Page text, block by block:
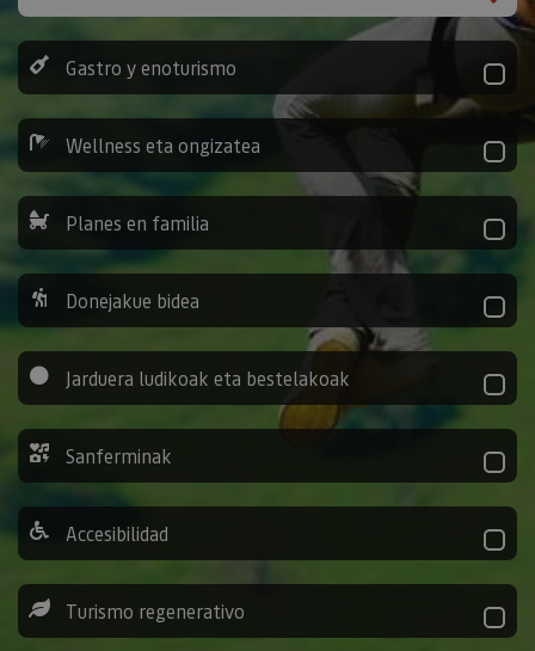
Gastro y enoturismo
Wellness eta ongizatea
Planes en familia
Donejakue bidea
Jarduera ludikoak eta bestelakoak
Sanferminak
Accesibilidad
Turismo regenerativo